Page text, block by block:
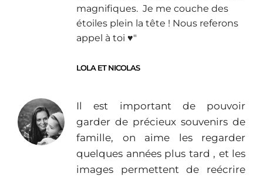
magnifiques. Je me couche des
étoiles plein la tête ! Nous referons
appel à toi ♥︎"
LOLA ET NICOLAS
Il est important de pouvoir
garder de précieux souvenirs de
famille, on aime les regarder
quelques années plus tard , et les
images permettent de reécrire